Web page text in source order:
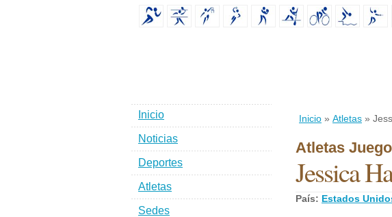
Inicio » Atletas »
Atletas
Jessica
País: Estados
Inicio
Noticias
Deportes
Atletas
Sedes